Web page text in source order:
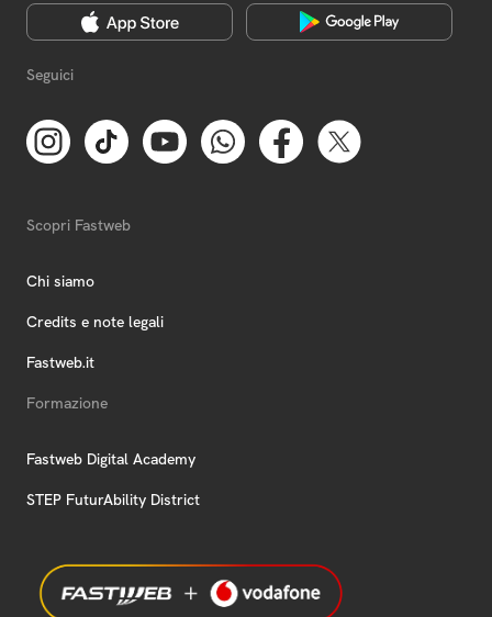
Seguici
Scopri Fastweb
Chi siamo
Credits e note legali
Fastweb.it
Formazione
Fastweb Digital Academy
STEP FuturAbility District